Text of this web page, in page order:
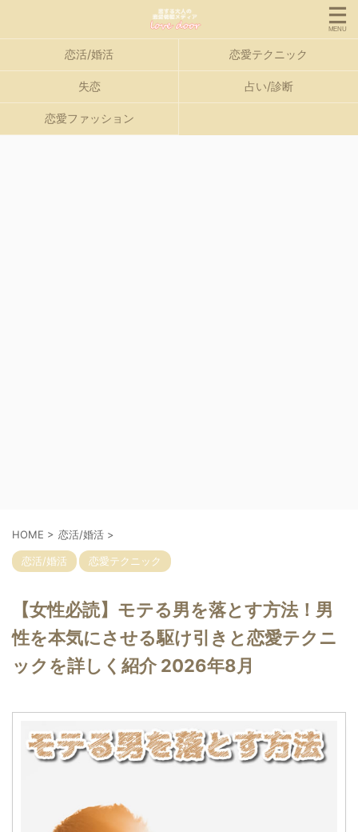
恋活/婚活 恋愛テクニック
失恋 占い/診断
恋愛ファッション
HOME > 恋活/婚活 >
恋活/婚活 恋愛テクニック
【女性必読】モテる男を落とす方法！男
性を本気にさせる駆け引きと恋愛テクニ
ックを詳しく紹介 2026年8月